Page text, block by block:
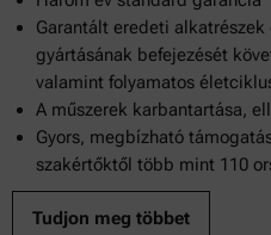
D 3192
D 3403
D 3484
D 3568
D 3795
Garantált eredeti
gyártásának befejezését
valamint folyamatos
A műszerek karbantartása,
Gyors, megbízható
szakértőktől több mint 110
Tudjon meg többet